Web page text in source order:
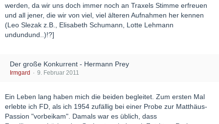
werden, da wir uns doch immer noch an Traxels Stimme erfreuen
und all jener, die wir von viel, viel älteren Aufnahmen her kennen
(Leo Slezak z.B., Elisabeth Schumann, Lotte Lehmann
undundund..)!?]
Der große Konkurrent - Hermann Prey
Irmgard 9. Februar 2011
Ein Leben lang haben mich die beiden begleitet. Zum ersten Mal
erlebte ich FD, als ich 1954 zufällig bei einer Probe zur Matthäus-
Passion "vorbeikam". Damals war es üblich, dass